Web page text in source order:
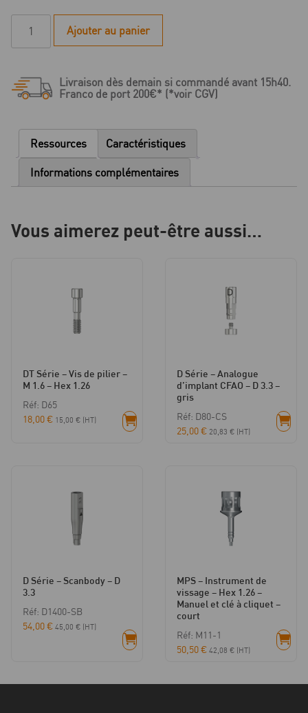
-
Flex
D
-
HG
Ajouter au panier
Livraison dès demain si commandé avant 15h40.
Franco de port 200€* (*voir CGV)
Ressources Caractéristiques
Informations complémentaires
Vous aimerez peut-être aussi…
DT Série – Vis de pilier –
M 1.6 – Hex 1.26
Réf: D65
18,00€ 15,00 € (HT)
D Série – Analogue
d’implant CFAO – D 3.3 –
gris
Réf: D80-CS
25,00€ 20,83 € (HT)
D Série – Scanbody – D
3.3
Réf: D1400-SB
54,00€ 45,00 € (HT)
MPS – Instrument de
vissage – Hex 1.26 –
Manuel et clé à cliquet –
court
Réf: M11-1
50,50€ 42,08 € (HT)